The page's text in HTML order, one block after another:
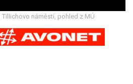
Tillichovo náměstí, pohled z MÚ